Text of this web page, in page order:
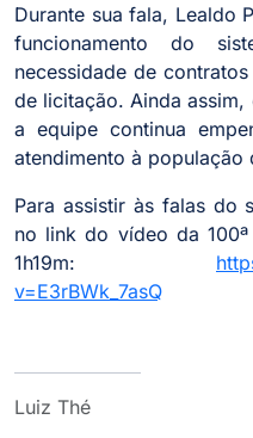
Durante sua fala, Lealdo
funcionamento do
necessidade de
de licitação. Ainda assim,
a equipe continua
atendimento à população
Para assistir às falas do
no link do vídeo da
1h19m:
v=E3rBWk_7asQ
Luiz Thé